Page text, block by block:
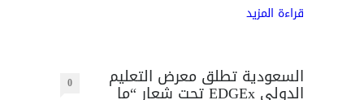
قراءة المزيد
السعودية تطلق معرض التعليم
الدولي EDGEx تحت شعار “ما 0